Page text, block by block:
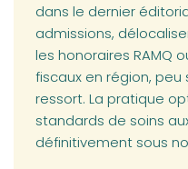
dans le dernier
admissions,
les honoraires RAMQ
fiscaux en région,
ressort. La pratique
standards de soins
définitivement sous